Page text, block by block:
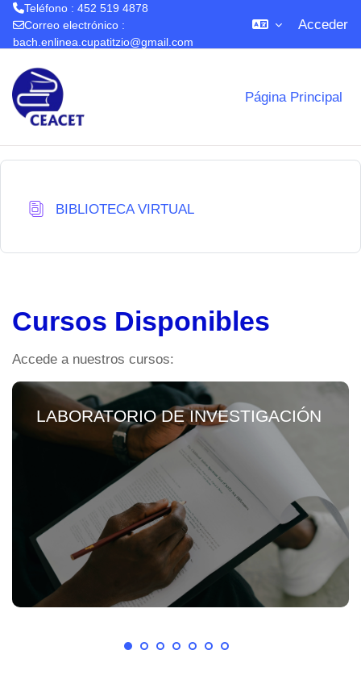
Teléfono : 452 519 4878
Correo electrónico :
bach.enlinea.cupatitzio@gmail.com
Acceder
Página Principal
BIBLIOTECA VIRTUAL
Cursos Disponibles
Accede a nuestros cursos:
LABORATORIO DE INVESTIGACIÓN